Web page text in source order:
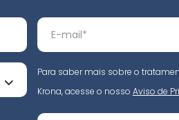
Para saber mais sobre o
Krona, acesse o nosso Aviso de